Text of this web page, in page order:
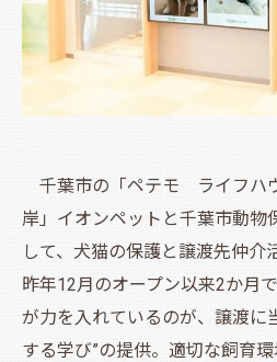
千葉市の「ペテモ ライフハ
岸」イオンペットと千葉市動物
して、犬猫の保護と譲渡先仲介
昨年12月のオープン以来2か月
が力を入れているのが、譲渡に
する学び”の提供。適切な飼育